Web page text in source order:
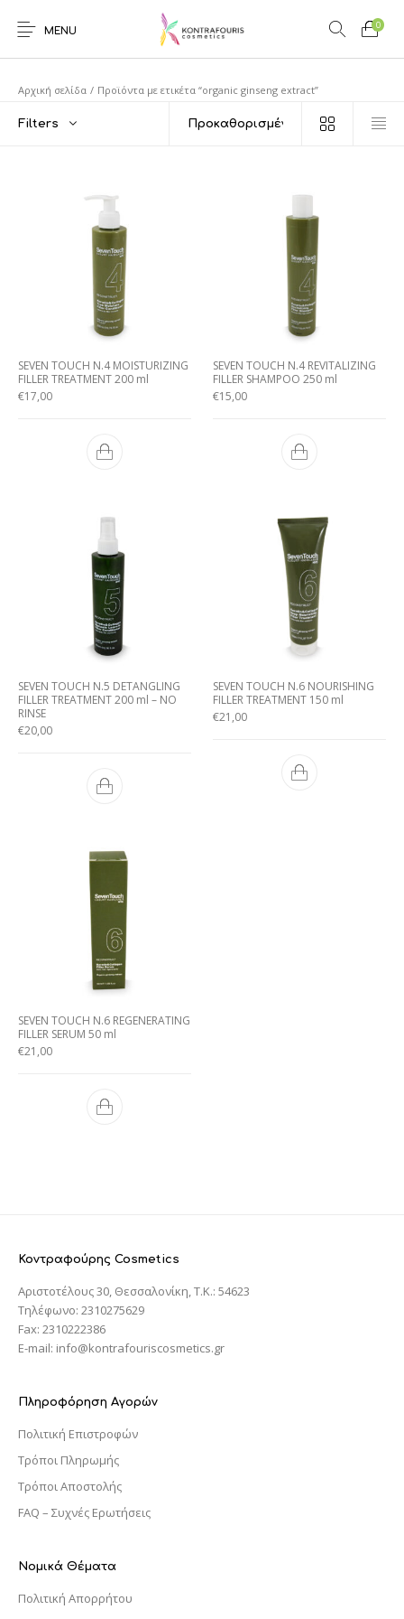
MENU
0
Αρχική σελίδα / Προϊόντα με ετικέτα “organic ginseng extract”
Filters
SEVEN TOUCH N.4 MOISTURIZING
FILLER TREATMENT 200 ml
€17,00
SEVEN TOUCH N.4 REVITALIZING
FILLER SHAMPOO 250 ml
€15,00
SEVEN TOUCH N.5 DETANGLING
FILLER TREATMENT 200 ml – NO
RINSE
€20,00
SEVEN TOUCH N.6 NOURISHING
FILLER TREATMENT 150 ml
€21,00
SEVEN TOUCH N.6 REGENERATING
FILLER SERUM 50 ml
€21,00
Κοντραφούρης Cosmetics
Αριστοτέλους 30, Θεσσαλονίκη, T.K.: 54623
Τηλέφωνο: 2310275629
Fax: 2310222386
E-mail: info@kontrafouriscosmetics.gr
Πληροφόρηση Αγορών
Πολιτική Επιστροφών
Τρόποι Πληρωμής
Τρόποι Αποστολής
FAQ – Συχνές Ερωτήσεις
Νομικά Θέματα
Πολιτική Απορρήτου